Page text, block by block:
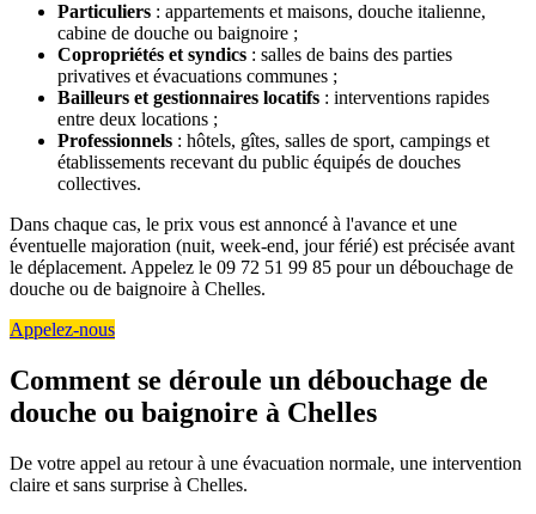
Particuliers : appartements et maisons, douche italienne,
cabine de douche ou baignoire ;
Copropriétés et syndics : salles de bains des parties
privatives et évacuations communes ;
Bailleurs et gestionnaires locatifs : interventions rapides
entre deux locations ;
Professionnels : hôtels, gîtes, salles de sport, campings et
établissements recevant du public équipés de douches
collectives.
Dans chaque cas, le prix vous est annoncé à l'avance et une
éventuelle majoration (nuit, week-end, jour férié) est précisée avant
le déplacement. Appelez le 09 72 51 99 85 pour un débouchage de
douche ou de baignoire à Chelles.
Appelez-nous
Comment se déroule un débouchage de
douche ou baignoire à Chelles
De votre appel au retour à une évacuation normale, une intervention
claire et sans surprise à Chelles.